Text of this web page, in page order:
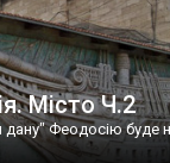
Місто Ч.2
дану" Феодосію буде